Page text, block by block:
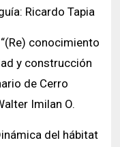
Ricardo Tapia
“(Re) conocimiento
y construcción
de Cerro
Imilan O.
del hábitat